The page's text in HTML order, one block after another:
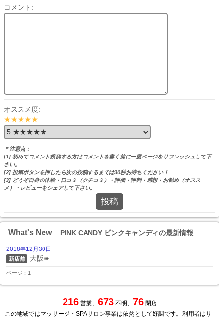
コメント:
オススメ度:
★★★★★
＊注意点：
[1] 初めてコメント投稿する方はコメントを書く前に一度ページをリフレッシュして下
さい。
[2] 投稿ボタンを押したら次の投稿するまでは30秒お待ちください！
[3] どうぞ自身の体験・口コミ（クチコミ）・評価・評判・感想・お勧め（オスス
メ）・レビューをシェアして下さい。
投稿
What's New PINK CANDY ピンクキャンディの最新情報
2018年12月30日
新店舗 大阪➠
ページ：1
216営業、 673不明、 76閉店
この地域ではマッサージ・SPAサロン事業は依然として好調です。利用者はサ